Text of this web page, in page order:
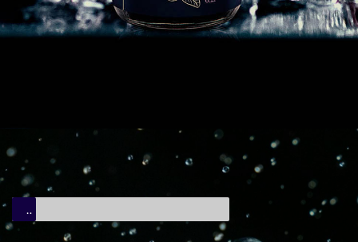
Autentično voćno iskustvo za vaša nepca.
TRIPKOVIĆ BLUEBERRY